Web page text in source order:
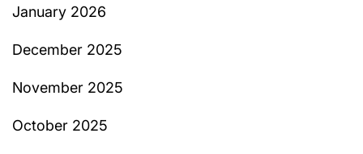
January 2026
December 2025
November 2025
October 2025